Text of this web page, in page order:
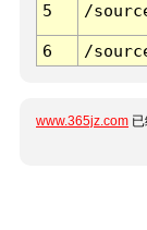
5 /
6 /
www.365jz.com